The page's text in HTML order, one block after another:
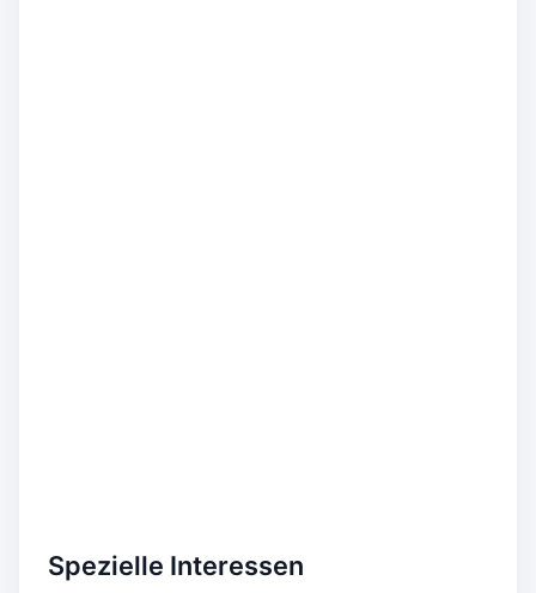
Spezielle Interessen